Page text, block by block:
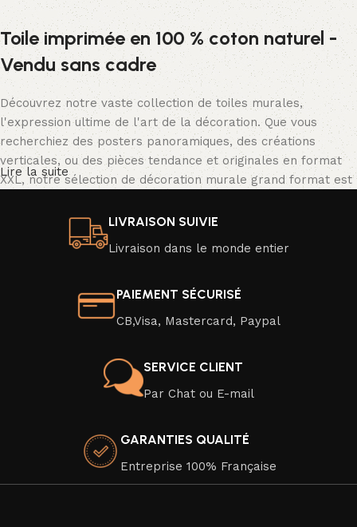
Toile imprimée en 100 % coton naturel -
Vendu sans cadre
Découvrez notre vaste collection de toiles murales,
l'expression ultime de l'art de la décoration. Que vous
recherchiez des posters panoramiques, des créations
verticales, ou des pièces tendance et originales en format
XXL, notre sélection de décoration murale grand format est
Nos posters se déclinent dans une palette de couleurs
vibrantes ou en noir et blanc classique, avec une résolution
réalisme saisissant. Transformez facilement l'ambiance de
votre intérieur en un clin d'œil en optant pour un nouveau
poster moderne ou une affiche au design captivant.
Veuillez noter que nos toiles sont vendues sans cadre, mais
elles sont soigneusement emballées pour une livraison en
attachons une grande importance à la durabilité de nos
Lire la suite
LIVRAISON SUIVIE
Livraison dans le monde entier
PAIEMENT SÉCURISÉ
CB,Visa, Mastercard, Paypal
SERVICE CLIENT
Par Chat ou E-mail
GARANTIES QUALITÉ
Entreprise 100% Française